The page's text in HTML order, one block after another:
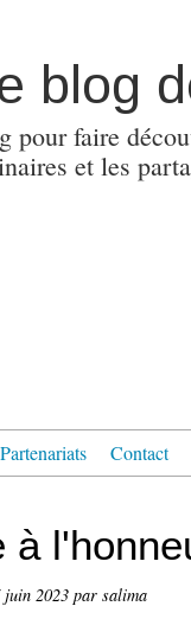
blog
pour faire
et les
Partenariats Contact
à
juin 2023 par salima